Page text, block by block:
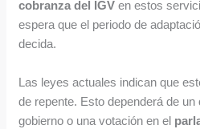
cobranza del IGV en estos
espera que el periodo de
decida.
Las leyes actuales indican que
de repente. Esto dependerá de un
gobierno o una votación en el